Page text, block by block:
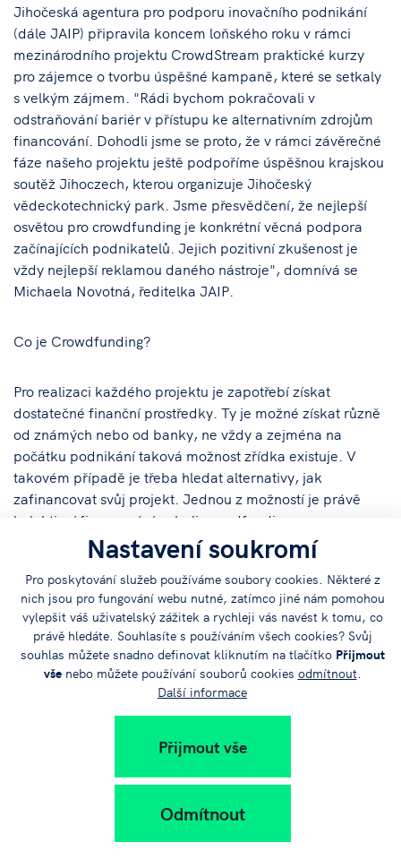
Nastavení soukromí
Pro poskytování služeb používáme soubory cookies. Některé z
nich jsou pro fungování webu nutné, zatímco jiné nám pomohou
vylepšit váš uživatelský zážitek a rychleji vás navést k tomu, co
právě hledáte. Souhlasíte s používáním všech cookies? Svůj
souhlas můžete snadno definovat kliknutím na tlačítko Přijmout
všenebo můžete používání souborů cookies odmítnout.
Další informace
Přijmout vše
Odmítnout
Jihočeská agentura pro podporu inovačního podnikání
(dále JAIP) připravila koncem loňského roku v rámci
mezinárodního projektu CrowdStream praktické kurzy
pro zájemce o tvorbu úspěšné kampaně, které se setkaly
s velkým zájmem. "Rádi bychom pokračovali v
odstraňování bariér v přístupu ke alternativním zdrojům
financování. Dohodli jsme se proto, že v rámci závěrečné
fáze našeho projektu ještě podpoříme úspěšnou krajskou
soutěž Jihoczech, kterou organizuje Jihočeský
vědeckotechnický park. Jsme přesvědčení, že nejlepší
osvětou pro crowdfunding je konkrétní věcná podpora
začínajících podnikatelů. Jejich pozitivní zkušenost je
vždy nejlepší reklamou daného nástroje", domnívá se
Michaela Novotná, ředitelka JAIP.
Co je Crowdfunding?
Pro realizaci každého projektu je zapotřebí získat
dostatečné finanční prostředky. Ty je možné získat různě
od známých nebo od banky, ne vždy a zejména na
počátku podnikání taková možnost zřídka existuje. V
takovém případě je třeba hledat alternativy, jak
zafinancovat svůj projekt. Jednou z možností je právě
kolektivní financování neboli crowdfunding.
dárců přispívá relativně malé částky, které v součtu dají
potřebné finance pro realizaci projektu. Pomocí tohoto
nástroje je v současnosti možné financovat širokou škálu
projektů, pryč je doba, kdy byl určen výhradně pro
kulturní či charitativní záměry. To, co nejvíce v České
republice chybí, jsou finanční zdroje, které by se dostaly
nejen do rozvinutých projektů, ale i do projektů, které jsou
financí. Crowdfunding před lety odstartoval investiční